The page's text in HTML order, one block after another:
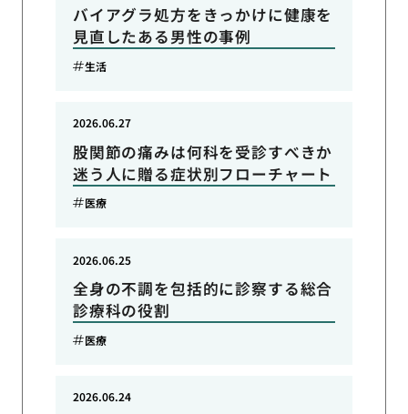
バイアグラ処方をきっかけに健康を
見直したある男性の事例
生活
股関節の痛みは何科を受診すべきか
迷う人に贈る症状別フローチャート
2026.06.27
医療
全身の不調を包括的に診察する総合
診療科の役割
2026.06.25
医療
2026.06.24